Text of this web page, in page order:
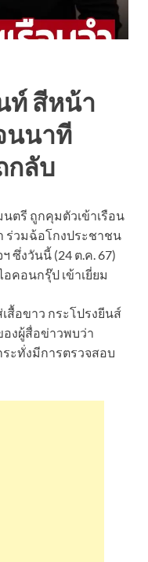
ท์ สีหน้า
นนาที
กลับ
ตรี ถูกคุมตัวเข้าเรือน
ร่วมฉ้อโกงประชาชน
ซึ่งวันนี้ (24 ต.ค. 67)
คอนกรุ๊ป เข้าเยี่ยม
สื้อขาว กระโปรงยีนส์
องผู้สื่อข่าวพบว่า
ะทั่งมีการตรวจสอบ